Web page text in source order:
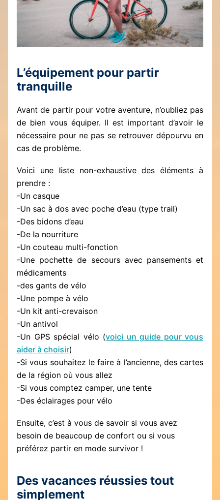
L’équipement pour partir
tranquille
Avant de partir pour votre aventure, n’oubliez pas
de bien vous équiper. Il est important d’avoir le
nécessaire pour ne pas se retrouver dépourvu en
cas de problème.
Voici une liste non-exhaustive des éléments à
prendre :
-Un casque
-Un sac à dos avec poche d’eau (type trail)
-Des bidons d’eau
-De la nourriture
-Un couteau multi-fonction
-Une pochette de secours avec pansements et
médicaments
-des gants de vélo
-Une pompe à vélo
-Un kit anti-crevaison
-Un antivol
-Un GPS spécial vélo (voici un guide pour vous
aider à choisir)
-Si vous souhaitez le faire à l’ancienne, des cartes
de la région où vous allez
-Si vous comptez camper, une tente
-Des éclairages pour vélo
Ensuite, c’est à vous de savoir si vous avez
besoin de beaucoup de confort ou si vous
préférez partir en mode survivor !
Des vacances réussies tout
simplement